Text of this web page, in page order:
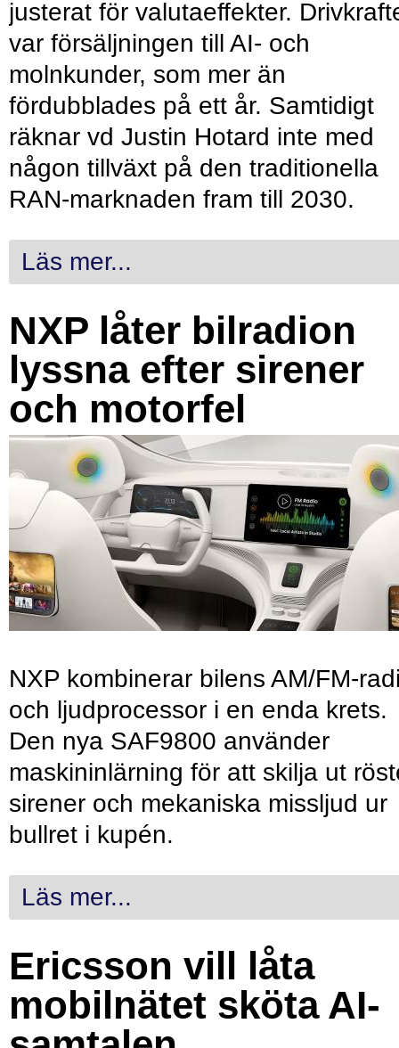
justerat för valutaeffekter.
var försäljningen till AI- och
molnkunder, som mer än
fördubblades på ett år. Samtidigt
räknar vd Justin Hotard inte med
någon tillväxt på den traditionella
RAN-marknaden fram till 2030.
Läs mer...
NXP låter bilradion
lyssna efter sirener
och motorfel
NXP kombinerar bilens AM/FM-
och ljudprocessor i en enda krets.
Den nya SAF9800 använder
maskininlärning för att skilja ut
sirener och mekaniska missljud ur
bullret i kupén.
Läs mer...
Ericsson vill låta
mobilnätet sköta AI-